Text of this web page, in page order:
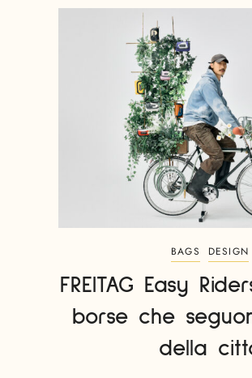
BAGS DESIGN
FREITAG Easy
borse che
della